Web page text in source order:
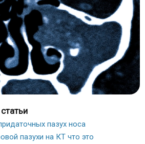
пазух носа
пазухи на КТ что это